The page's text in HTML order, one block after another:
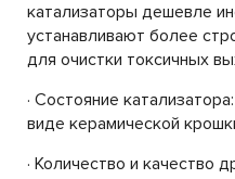
катализаторы дешевле
устанавливают более
для очистки токсичных
· Состояние
виде керамической
· Количество и качество